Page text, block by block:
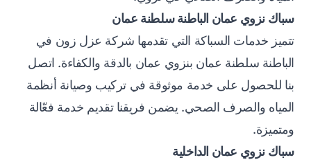
سباك نزوي عمان الباطنة سلطنة عمان
تتميز خدمات السباكة التي تقدمها شركة عزل زون في
الباطنة سلطنة عمان بنزوي عمان بالدقة والكفاءة. اتصل
بنا للحصول على خدمة موثوقة في تركيب وصيانة أنظمة
المياه والصرف الصحي. يضمن فريقنا تقديم خدمة فعّالة
ومتميزة.
سباك نزوي عمان الداخلية